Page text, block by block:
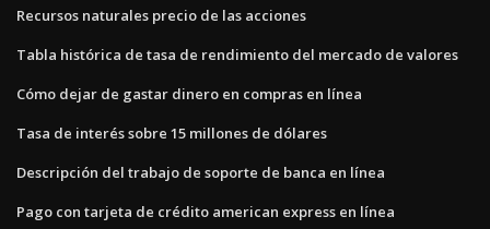
Recursos naturales precio de las acciones
Tabla histórica de tasa de rendimiento del mercado de valores
Cómo dejar de gastar dinero en compras en línea
Tasa de interés sobre 15 millones de dólares
Descripción del trabajo de soporte de banca en línea
Pago con tarjeta de crédito american express en línea